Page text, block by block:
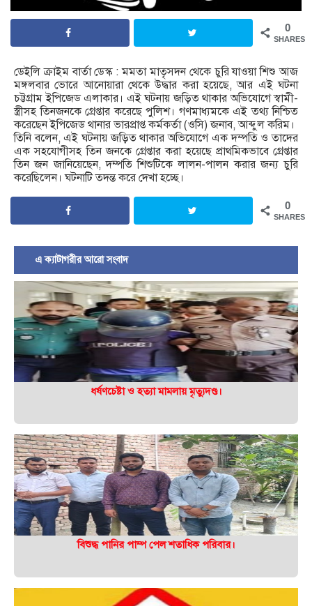
0
SHARES
ডেইলি ক্রাইম বার্তা ডেস্ক : মমতা মাতৃসদন থেকে চুরি যাওয়া শিশু আজ
মঙ্গলবার ভোরে আনোয়ারা থেকে উদ্ধার করা হয়েছে, আর এই ঘটনা
চট্টগ্রাম ইপিজেড এলাকার। এই ঘটনায় জড়িত থাকার অভিযোগে স্বামী-
স্ত্রীসহ তিনজনকে গ্রেপ্তার করেছে পুলিশ। গণমাধ্যমকে এই তথ্য নিশ্চিত
করেছেন ইপিজেড থানার ভারপ্রাপ্ত কর্মকর্তা (ওসি) জনাব, আব্দুল করিম।
তিনি বলেন, এই ঘটনায় জড়িত থাকার অভিযোগে এক দম্পতি ও তাদের
এক সহযোগীসহ তিন জনকে গ্রেপ্তার করা হয়েছে প্রাথমিকভাবে গ্রেপ্তার
তিন জন জানিয়েছেন, দম্পতি শিশুটিকে লালন-পালন করার জন্য চুরি
করেছিলেন। ঘটনাটি তদন্ত করে দেখা হচ্ছে।
0
SHARES
এ ক্যাটাগরীর আরো সংবাদ
ধর্ষণচেষ্টা ও হত্যা মামলায় মৃত্যুদণ্ড।
বিশুদ্ধ পানির পাম্প পেল শতাধিক পরিবার।